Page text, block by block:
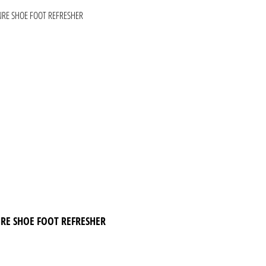
SHOE FOOT REFRESHER